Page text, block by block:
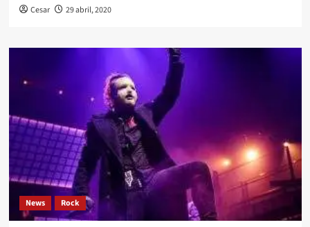
Cesar 29 abril, 2020
News Rock